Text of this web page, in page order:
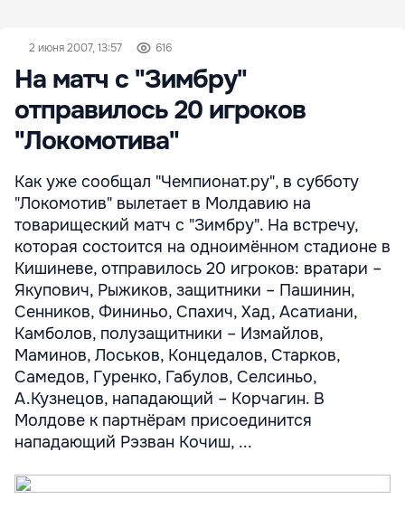
2 июня 2007, 13:57 616
На матч с "Зимбру"
отправилось 20 игроков
"Локомотива"
Как уже сообщал "Чемпионат.ру", в субботу
"Локомотив" вылетает в Молдавию на
товарищеский матч с "Зимбру". На встречу,
которая состоится на одноимённом стадионе в
Кишиневе, отправилось 20 игроков: вратари –
Якупович, Рыжиков, защитники – Пашинин,
Сенников, Фининьо, Спахич, Хад, Асатиани,
Камболов, полузащитники – Измайлов,
Маминов, Лоськов, Концедалов, Старков,
Самедов, Гуренко, Габулов, Селсиньо,
А.Кузнецов, нападающий – Корчагин. В
Молдове к партнёрам присоединится
нападающий Рэзван Кочиш, ...